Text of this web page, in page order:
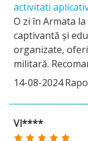
activitati
O zi în Armata
captivantă și
organizate,
militară.
14-08-2024
Vl****